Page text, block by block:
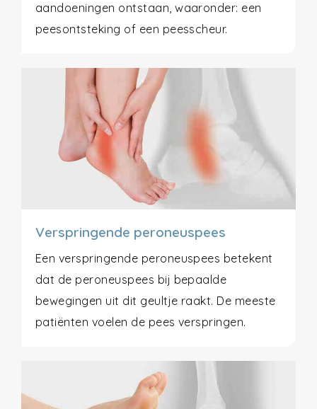
aandoeningen ontstaan, waaronder: een
peesontsteking of een peesscheur.
Verspringende peroneuspees
Een verspringende peroneuspees betekent
dat de peroneuspees bij bepaalde
bewegingen uit dit geultje raakt. De meeste
patiënten voelen de pees verspringen.